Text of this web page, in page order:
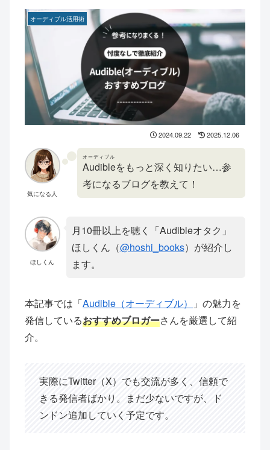
オーディブル活用術
2024.09.22 2025.12.06
気になる人
Audible
オーディブル
をもっと深く知りたい…参
考になるブログを教えて！
ほしくん
月10冊以上を聴く「Audibleオタク」
ほしくん（@hoshi_books）が紹介し
ます。
本記事では「Audible（オーディブル）
」の魅力を
発信しているおすすめブロガーさんを厳選して紹
介。
実際にTwitter（X）でも交流が多く、信頼で
きる発信者ばかり。まだ少ないですが、ド
ンドン追加していく予定です。